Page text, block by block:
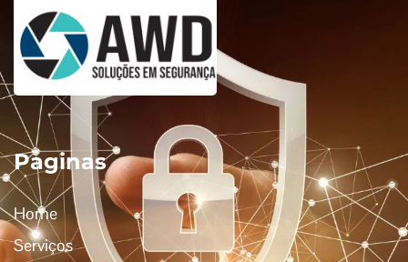
Paginas
Home
Serviços